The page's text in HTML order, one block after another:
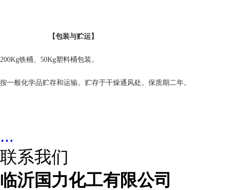
【包装与贮运】
200Kg铁桶、50Kg塑料桶包装。
按一般化学品贮存和运输。贮存于干燥通风处。保质期二年。
...
联系我们
临沂国力化工有限公司